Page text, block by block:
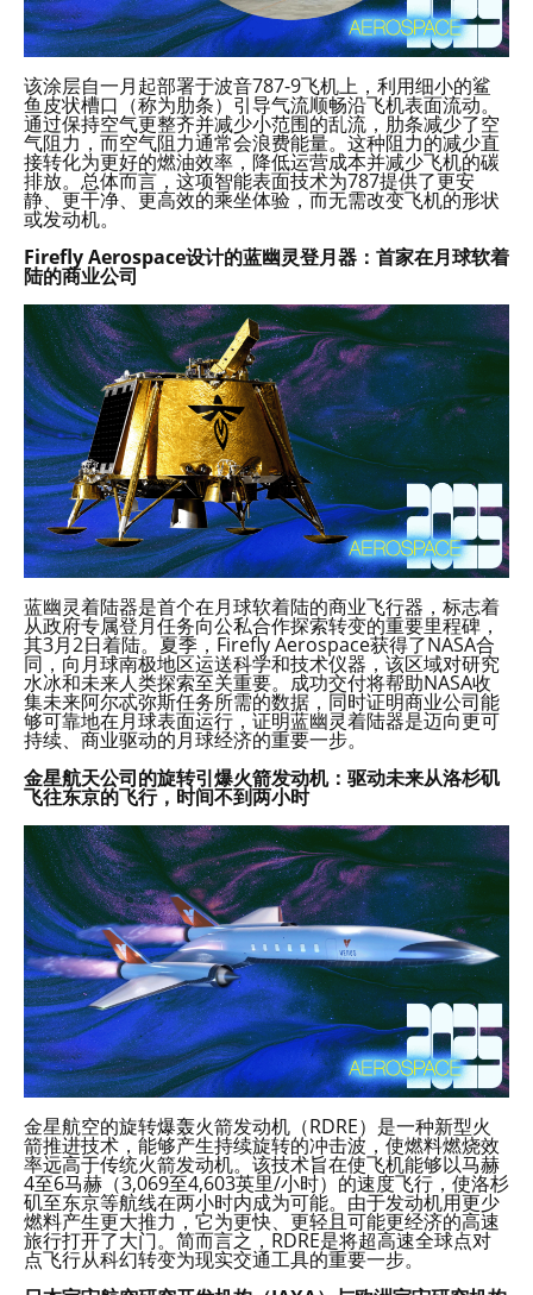
该涂层自一月起部署于波音787-9飞机上，利用细小的鲨
鱼皮状槽口（称为肋条）引导气流顺畅沿飞机表面流动。
通过保持空气更整齐并减少小范围的乱流，肋条减少了空
气阻力，而空气阻力通常会浪费能量。这种阻力的减少直
接转化为更好的燃油效率，降低运营成本并减少飞机的碳
排放。总体而言，这项智能表面技术为787提供了更安
静、更干净、更高效的乘坐体验，而无需改变飞机的形状
或发动机。
Firefly Aerospace设计的蓝幽灵登月器：首家在月球软着
陆的商业公司
蓝幽灵着陆器是首个在月球软着陆的商业飞行器，标志着
从政府专属登月任务向公私合作探索转变的重要里程碑，
其3月2日着陆。夏季，Firefly Aerospace获得了NASA合
同，向月球南极地区运送科学和技术仪器，该区域对研究
水冰和未来人类探索至关重要。成功交付将帮助NASA收
集未来阿尔忒弥斯任务所需的数据，同时证明商业公司能
够可靠地在月球表面运行，证明蓝幽灵着陆器是迈向更可
持续、商业驱动的月球经济的重要一步。
金星航天公司的旋转引爆火箭发动机：驱动未来从洛杉矶
飞往东京的飞行，时间不到两小时
金星航空的旋转爆轰火箭发动机（RDRE）是一种新型火
箭推进技术，能够产生持续旋转的冲击波，使燃料燃烧效
率远高于传统火箭发动机。该技术旨在使飞机能够以马赫
4至6马赫（3,069至4,603英里/小时）的速度飞行，使洛杉
矶至东京等航线在两小时内成为可能。由于发动机用更少
燃料产生更大推力，它为更快、更轻且可能更经济的高速
旅行打开了大门。简而言之，RDRE是将超高速全球点对
点飞行从科幻转变为现实交通工具的重要一步。